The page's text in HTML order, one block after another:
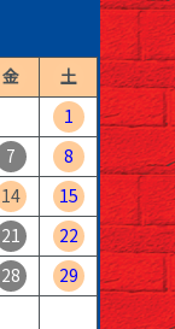
金
土
1
7
8
14
15
21
22
28
29